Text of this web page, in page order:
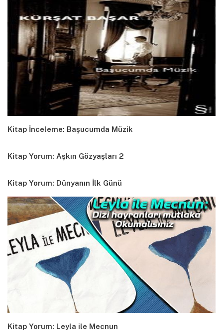
Kitap İnceleme: Başucumda Müzik
Kitap Yorum: Aşkın Gözyaşları 2
Kitap Yorum: Dünyanın İlk Günü
Kitap Yorum: Leyla ile Mecnun